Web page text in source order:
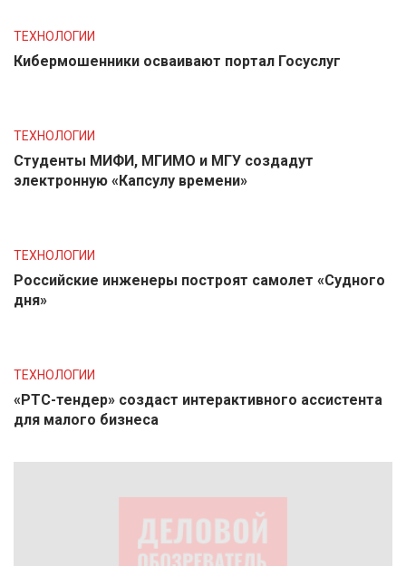
ТЕХНОЛОГИИ
Кибермошенники осваивают портал Госуслуг
ТЕХНОЛОГИИ
Студенты МИФИ, МГИМО и МГУ создадут
электронную «Капсулу времени»
ТЕХНОЛОГИИ
Российские инженеры построят самолет «Судного
дня»
ТЕХНОЛОГИИ
«РТС-тендер» создаст интерактивного ассистента
для малого бизнеса